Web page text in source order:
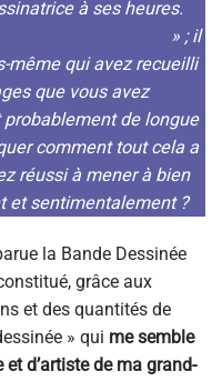
à ses heures.
» ; il
même qui avez recueilli
que vous avez
de longue
comment tout cela a
réussi à mener à bien
et sentimentalement ?
la Bande Dessinée
grâce aux
et des quantités de
» qui me semble
d’artiste de ma grand-